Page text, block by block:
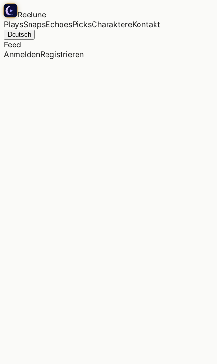
Reelune
PlaysSnapsEchoesPicksCharaktereKontakt
Deutsch
Feed
AnmeldenRegistrieren